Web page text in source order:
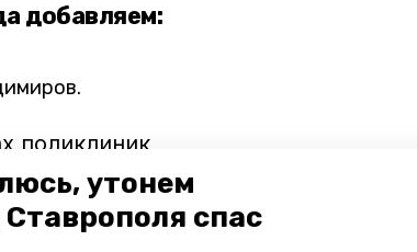
утонем
спас
добавляем:
поликлиник
трудятся